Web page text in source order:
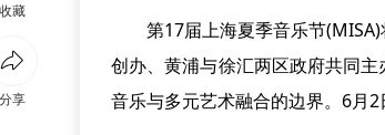
第17届上海夏季音乐节(MISA)
创办、黄浦与徐汇两区政府共同
音乐与多元艺术融合的边界。6月2
收藏
分享